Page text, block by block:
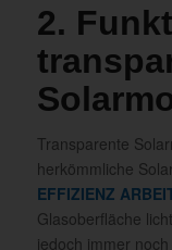
2.
Transparente
herkömmliche
EFFIZIENZ
Glasoberfläche
jedoch immer noch